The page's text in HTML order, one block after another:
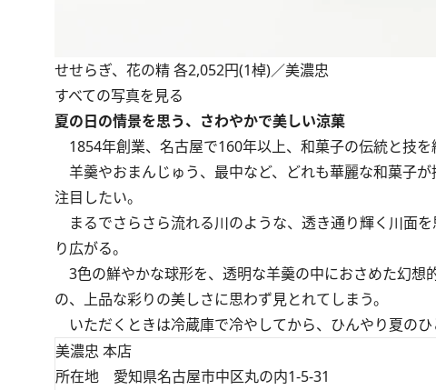
せせらぎ、花の精 各2,052円(1棹)／美濃忠
すべての写真を見る
夏の日の情景を思う、さわやかで美しい涼菓
1854年創業、名古屋で160年以上、和菓子の伝統と技を
羊羹やおまんじゅう、最中など、どれも華麗な和菓子
注目したい。
まるでさらさら流れる川のような、透き通り輝く川面
り広がる。
3色の鮮やかな球形を、透明な羊羹の中におさめた幻想
の、上品な彩りの美しさに思わず見とれてしまう。
いただくときは冷蔵庫で冷やしてから、ひんやり夏のひ
美濃忠 本店
所在地 愛知県名古屋市中区丸の内1-5-31